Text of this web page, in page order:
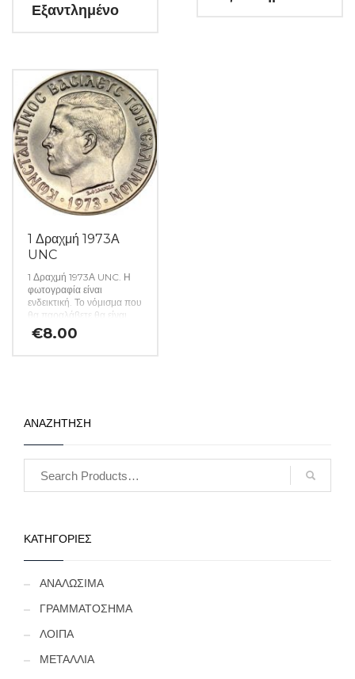
Εξαντλημένο
1 Δραχμή 1973Α
UNC
1 Δραχμή 1973Α UNC. Η
φωτογραφία είναι
ενδεικτική. Το νόμισμα που
θα παραλάβετε θα είναι
αυστηρώς ακυκλοφόρητο
από μασούρι τραπέζης.
€8.00
ΑΝΑΖΗΤΗΣΗ
ΚΑΤΗΓΟΡΙΕΣ
ΑΝΑΛΩΣΙΜΑ
ΓΡΑΜΜΑΤΟΣΗΜΑ
ΛΟΙΠΑ
ΜΕΤΑΛΛΙΑ